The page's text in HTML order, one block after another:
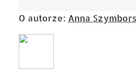
O autorze: Anna